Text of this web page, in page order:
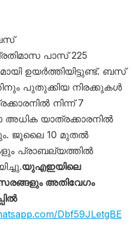
പാസ് 225
ഉയർത്തിയിട്ടുണ്ട്. ബസ്
പുതുക്കിയ നിരക്കുകൾ
നിന്ന് 7
യാത്രക്കാരനിൽ
ജൂലൈ 10 മുതൽ
പ്രാബല്യത്തിൽ
യുഎഇയിലെ
അതിവേഗം
Dbf59JLetgBE